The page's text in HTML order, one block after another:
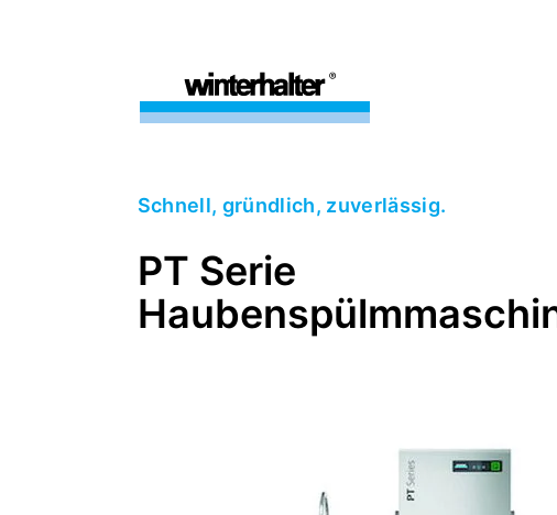
Schnell, gründlich, zuverlässig.
PT Serie